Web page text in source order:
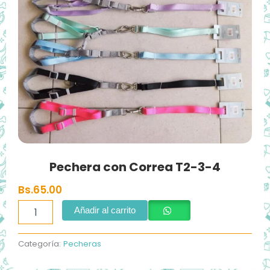
Pechera con Correa T2-3-4
Bs.65.00
T2-
Añadir al carrito
Categoría: Pecheras